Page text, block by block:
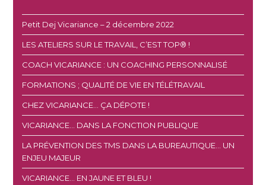
Petit Dej Vicariance – 2 décembre 2022
LES ATELIERS SUR LE TRAVAIL, C’EST TOP® !
COACH VICARIANCE : UN COACHING PERSONNALISÉ
FORMATIONS ; QUALITÉ DE VIE EN TÉLÉTRAVAIL
CHEZ VICARIANCE… ÇA DÉPOTE !
VICARIANCE… DANS LA FONCTION PUBLIQUE
LA PRÉVENTION DES TMS DANS LA BUREAUTIQUE… UN
ENJEU MAJEUR
VICARIANCE… EN JAUNE ET BLEU !